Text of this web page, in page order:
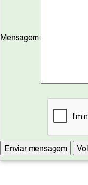
Mensagem: